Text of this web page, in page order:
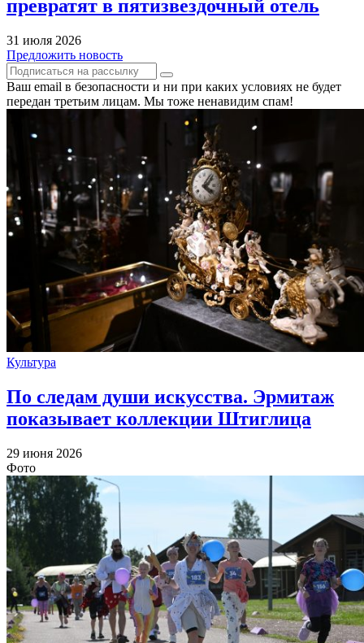
превратят в пятизвездочный отель
31 июля 2026
Предложить новость
Ваш email в безопасности и ни при каких условиях не будет
передан третьим лицам. Мы тоже ненавидим спам!
Культура
По следам души искусства. Эрмитаж
показывает коллекции Штиглица
29 июня 2026
Фото